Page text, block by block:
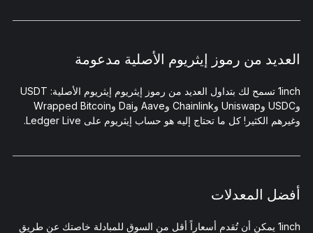
العديد من رموز إيثريوم الأصلية مدعومة
1inch تسمح لك بتداول العديد من رموز إيثريوم إيثريوم الأصلية: USDT
وUSDC وUniswap وChainlink وAave وDai وWrapped Bitcoin
وغيرهم الكثير! كل ما تحتاج إليه هو حساب إيثريوم على Ledger Live.
أفضل المعدلات
1inch يمكن أن تُقدم أسعاراً أقل من السوق للمبادلة خاصتك عن طريق